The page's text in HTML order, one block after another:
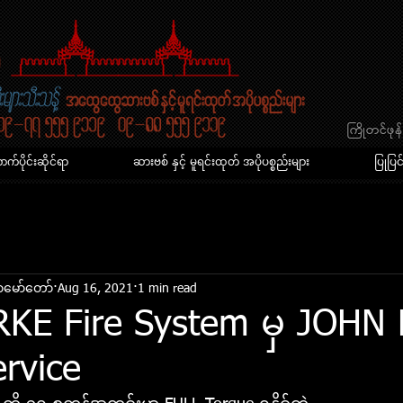
ကြိုတင်ဖုန်
က်ပိုင်းဆိုင်ရာ ဆားဗစ် နှင့် မူရင်းထုတ် အပိုပစ္စည်းများ ပြုပ
Fire System မှ JOHN
မော်​တော် Aug 16, 2021 1 min read